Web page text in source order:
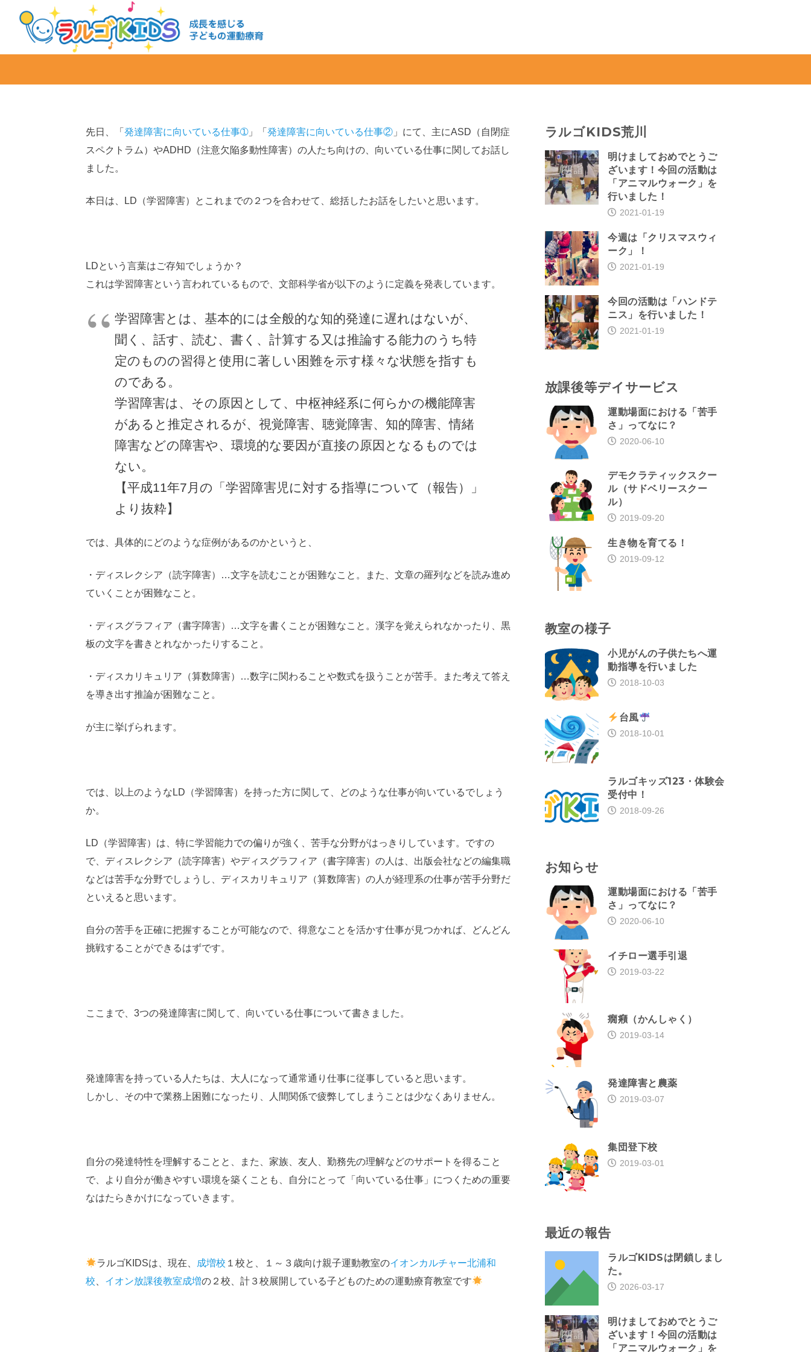
先日、「 発達障害に向いている仕事➀」「 発達障害に向いている仕事② 」にて、主にASD（自閉症
スペクトラム）やADHD（注意欠陥多動性障害）の人たち向けの、向いている仕事に関してお話し
ました。
本日は、LD（学習障害）とこれまでの２つを合わせて、総括したお話をしたいと思います。
LDという言葉はご存知でしょうか？
これは学習障害という言われているもので、文部科学省が以下のように定義を発表しています。
学習障害とは、基本的には全般的な知的発達に遅れはないが、
聞く、話す、読む、書く、計算する又は推論する能力のうち特
定のものの習得と使用に著しい困難を示す様々な状態を指すも
のである。
学習障害は、その原因として、中枢神経系に何らかの機能障害
があると推定されるが、視覚障害、聴覚障害、知的障害、情緒
障害などの障害や、環境的な要因が直接の原因となるものでは
ない。
【平成11年7月の「学習障害児に対する指導について（報告）」
より抜粋】
では、具体的にどのような症例があるのかというと、
・ディスレクシア（読字障害）…文字を読むことが困難なこと。また、文章の羅列などを読み進め
ていくことが困難なこと。
・ディスグラフィア（書字障害）…文字を書くことが困難なこと。漢字を覚えられなかったり、黒
板の文字を書きとれなかったりすること。
・ディスカリキュリア（算数障害）…数字に関わることや数式を扱うことが苦手。また考えて答え
を導き出す推論が困難なこと。
が主に挙げられます。
では、以上のようなLD（学習障害）を持った方に関して、どのような仕事が向いているでしょう
か。
LD（学習障害）は、特に学習能力での偏りが強く、苦手な分野がはっきりしています。ですの
で、ディスレクシア（読字障害）やディスグラフィア（書字障害）の人は、出版会社などの編集職
などは苦手な分野でしょうし、ディスカリキュリア（算数障害）の人が経理系の仕事が苦手分野だ
といえると思います。
自分の苦手を正確に把握することが可能なので、得意なことを活かす仕事が見つかれば、どんどん
挑戦することができるはずです。
ここまで、3つの発達障害に関して、向いている仕事について書きました。
発達障害を持っている人たちは、大人になって通常通り仕事に従事していると思います。
しかし、その中で業務上困難になったり、人間関係で疲弊してしまうことは少なくありません。
自分の発達特性を理解することと、また、家族、友人、勤務先の理解などのサポートを得ること
で、より自分が働きやすい環境を築くことも、自分にとって「向いている仕事」につくための重要
なはたらきかけになっていきます。
ラルゴKIDSは、現在、 成増校 １校と、１～３歳向け親子運動教室のイオンカルチャー北浦和
校
イオン放課後教室成増の２校、計３校展開している子どものための運動療育教室です
ラルゴKIDS荒川
明けましておめでとうご
ざいます！今回の活動は
「アニマルウォーク」を
行いました！
2021-01-19
今週は「クリスマスウィ
ーク」！
2021-01-19
今回の活動は「ハンドテ
ニス」を行いました！
2021-01-19
放課後等デイサービス
運動場面における「苦手
さ」ってなに？
2020-06-10
デモクラティックスクー
ル（サドベリースクー
ル）
2019-09-20
生き物を育てる！
2019-09-12
教室の様子
小児がんの子供たちへ運
動指導を行いました
2018-10-03
台風
2018-10-01
ラルゴキッズ123・体験会
受付中！
2018-09-26
お知らせ
運動場面における「苦手
さ」ってなに？
2020-06-10
イチロー選手引退
2019-03-22
癇癪（かんしゃく）
2019-03-14
発達障害と農薬
2019-03-07
集団登下校
2019-03-01
最近の報告
ラルゴKIDSは閉鎖しまし
た。
2026-03-17
明けましておめでとうご
ざいます！今回の活動は
「アニマルウォーク」を